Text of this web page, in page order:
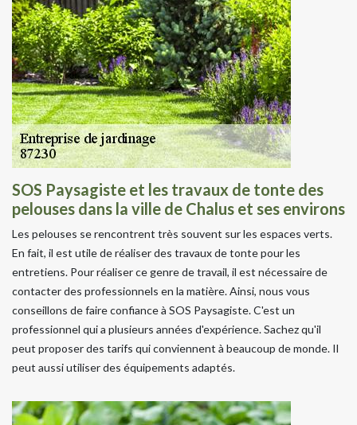
SOS Paysagiste et les travaux de tonte des
pelouses dans la ville de Chalus et ses environs
Les pelouses se rencontrent très souvent sur les espaces verts.
En fait, il est utile de réaliser des travaux de tonte pour les
entretiens. Pour réaliser ce genre de travail, il est nécessaire de
contacter des professionnels en la matière. Ainsi, nous vous
conseillons de faire confiance à SOS Paysagiste. C'est un
professionnel qui a plusieurs années d'expérience. Sachez qu'il
peut proposer des tarifs qui conviennent à beaucoup de monde. Il
peut aussi utiliser des équipements adaptés.